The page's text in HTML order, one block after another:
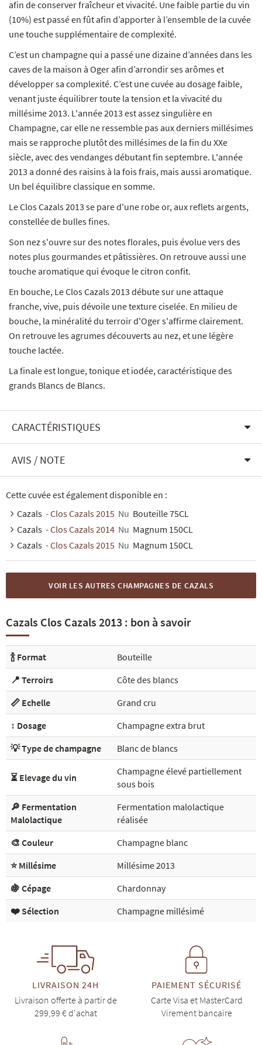
afin de conserver fraîcheur et vivacité. Une faible partie du vin
(10%) est passé en fût afin d’apporter à l’ensemble de la cuvée
une touche supplémentaire de complexité.
C’est un champagne qui a passé une dizaine d’années dans les
caves de la maison à Oger afin d’arrondir ses arômes et
développer sa complexité. C’est une cuvée au dosage faible,
venant juste équilibrer toute la tension et la vivacité du
millésime 2013. L'année 2013 est assez singulière en
Champagne, car elle ne ressemble pas aux derniers millésimes
mais se rapproche plutôt des millésimes de la fin du XXe
siècle, avec des vendanges débutant fin septembre. L'année
2013 a donné des raisins à la fois frais, mais aussi aromatique.
Un bel équilibre classique en somme.
Le Clos Cazals 2013 se pare d'une robe or, aux reflets argents,
constellée de bulles fines.
Son nez s'ouvre sur des notes florales, puis évolue vers des
notes plus gourmandes et pâtissières. On retrouve aussi une
touche aromatique qui évoque le citron confit.
En bouche, Le Clos Cazals 2013 débute sur une attaque
franche, vive, puis dévoile une texture ciselée. En milieu de
bouche, la minéralité du terroir d'Oger s'affirme clairement.
On retrouve les agrumes découverts au nez, et une légère
touche lactée.
La finale est longue, tonique et iodée, caractéristique des
grands Blancs de Blancs.
CARACTÉRISTIQUES
AVIS / NOTE
Cette cuvée est également disponible en :
Cazals - Clos Cazals 2015 Nu Bouteille 75CL
Cazals - Clos Cazals 2014 Nu Magnum 150CL
Cazals - Clos Cazals 2015 Nu Magnum 150CL
VOIR LES AUTRES CHAMPAGNES DE CAZALS
Cazals Clos Cazals 2013 : bon à savoir
🍾 Format
Bouteille
📍 Terroirs
Côte des blancs
📏 Echelle
Grand cru
↕️ Dosage
Champagne extra brut
💡 Type de champagne
Blanc de blancs
⏳ Elevage du vin
Champagne élevé partiellement
sous bois
🔎 Fermentation
Malolactique
Fermentation malolactique
réalisée
🎨 Couleur
Champagne blanc
⭐ Millésime
Millésime 2013
🍇 Cépage
Chardonnay
❤️ Sélection
Champagne millésimé
LIVRAISON 24H
Livraison offerte à partir de
299,99 € d'achat
PAIEMENT SÉCURISÉ
Carte Visa et MasterCard
Virement bancaire